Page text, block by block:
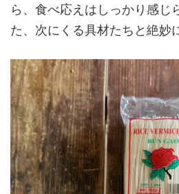
ら、食べ応えはしっかり感じ
た、次にくる具材たちと絶妙